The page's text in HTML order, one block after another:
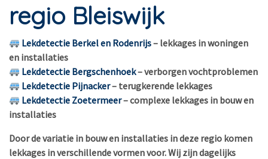
regio Bleiswijk
Lekdetectie Berkel en Rodenrijs– lekkages in woningen
en installaties
Lekdetectie Bergschenhoek– verborgen vochtproblemen
Lekdetectie Pijnacker– terugkerende lekkages
Lekdetectie Zoetermeer– complexe lekkages in bouw en
installaties
Door de variatie in bouw en installaties in deze regio komen
lekkages in verschillende vormen voor. Wij zijn dagelijks